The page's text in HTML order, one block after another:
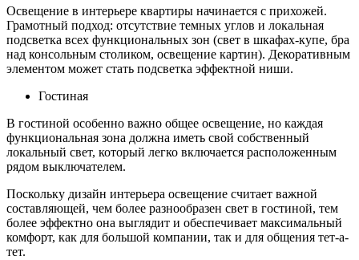
Освещение в интерьере квартиры начинается с прихожей.
Грамотный подход: отсутствие темных углов и локальная
подсветка всех функциональных зон (свет в шкафах-купе, бра
над консольным столиком, освещение картин). Декоративным
элементом может стать подсветка эффектной ниши.
Гостиная
В гостиной особенно важно общее освещение, но каждая
функциональная зона должна иметь свой собственный
локальный свет, который легко включается расположенным
рядом выключателем.
Поскольку дизайн интерьера освещение считает важной
составляющей, чем более разнообразен свет в гостиной, тем
более эффектно она выглядит и обеспечивает максимальный
комфорт, как для большой компании, так и для общения тет-а-
тет.